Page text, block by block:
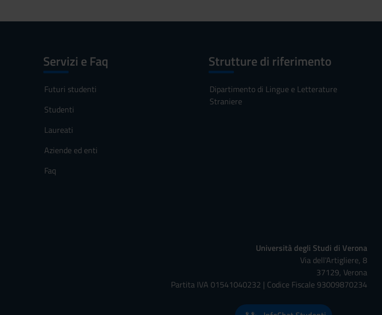
Servizi e Faq
Futuri studenti
Studenti
Laureati
Aziende ed enti
Faq
Strutture di riferimento
Dipartimento di Lingue e Letterature
Straniere
Università degli Studi di Verona
Via dell'Artigliere, 8
37129, Verona
Partita IVA 01541040232 | Codice Fiscale 93009870234